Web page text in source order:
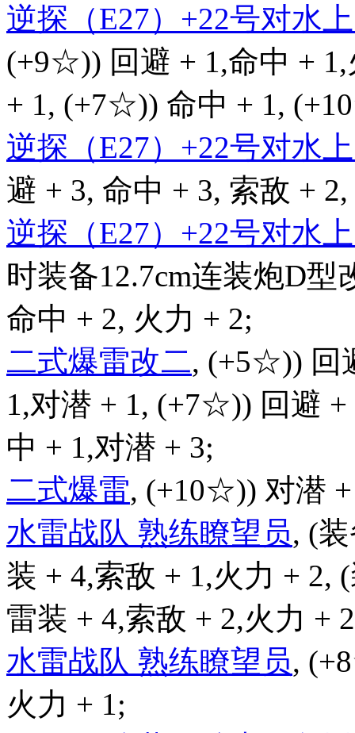
逆探（E27）+22号对水
(+9☆)) 回避 + 1,命中 +
+ 1, (+7☆)) 命中 + 1,
逆探（E27）+22号对水
避 + 3, 命中 + 3, 索敌 +
逆探（E27）+22号对水
时装备12.7cm连装炮D型
命中 + 2, 火力 + 2;
二式爆雷改二, (+5☆)) 回
1,对潜 + 1, (+7☆)) 回避
中 + 1,对潜 + 3;
二式爆雷, (+10☆)) 对潜
水雷战队 熟练瞭望员, (
装 + 4,索敌 + 1,火力 + 2,
雷装 + 4,索敌 + 2,火力 +
水雷战队 熟练瞭望员,
火力 + 1;